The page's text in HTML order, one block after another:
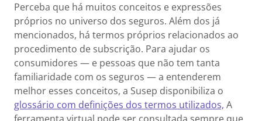
Perceba que há muitos conceitos e expressões
próprios no universo dos seguros. Além dos já
mencionados, há termos próprios relacionados ao
procedimento de subscrição. Para ajudar os
consumidores — e pessoas que não tem tanta
familiaridade com os seguros — a entenderem
melhor esses conceitos, a Susep disponibiliza o
glossário com definições dos termos utilizados, A